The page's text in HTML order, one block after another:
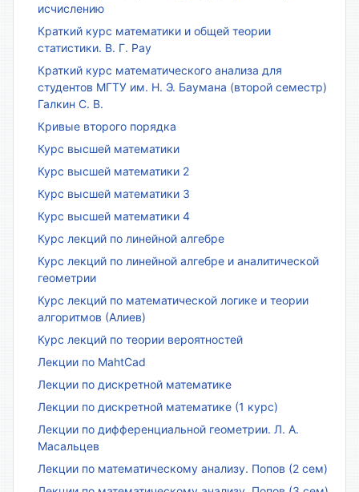
исчислению
Краткий курс математики и общей теории
статистики. В. Г. Рау
Краткий курс математического анализа для
студентов МГТУ им. Н. Э. Баумана (второй семестр)
Галкин С. В.
Кривые второго порядка
Курс высшей математики
Курс высшей математики 2
Курс высшей математики 3
Курс высшей математики 4
Курс лекций по линейной алгебре
Курс лекций по линейной алгебре и аналитической
геометрии
Курс лекций по математической логике и теории
алгоритмов (Алиев)
Курс лекций по теории вероятностей
Лекции по MahtCad
Лекции по дискретной математике
Лекции по дискретной математике (1 курс)
Лекции по дифференциальной геометрии. Л. А.
Масальцев
Лекции по математическому анализу. Попов (2 сем)